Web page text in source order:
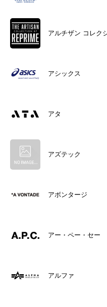
アルチザン コレク
アシックス
アタ
アズテック
アボンタージ
アー・ペー・セー
アルファ